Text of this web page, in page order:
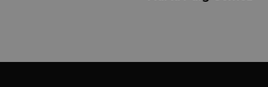
todos los pasos que